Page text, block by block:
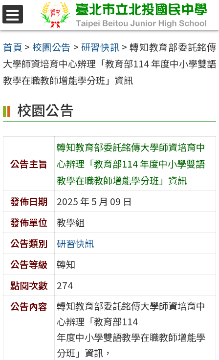
跳
至
主
要
內
區
首頁 > 校園公告 > 研習快訊 > 轉知教育部委託銘傳
大學師資培育中心辨理「教育部114 年度中小學雙語
教學在職教師增能學分班」資訊
校園公告
公告主旨
轉知教育部委託銘傳大學師資培育中
心辨理「教育部114 年度中小學雙語
教學在職教師增能學分班」資訊
發佈日期
2025 年 5 月 09 日
發佈單位
教學組
公告類別
研習快訊
公告等級
轉知
點閱次數
274
公告內容
轉知教育部委託銘傳大學師資培育中
心辨理「教育部114
年度中小學雙語教學在職教師增能學
分班」資訊，
選
單